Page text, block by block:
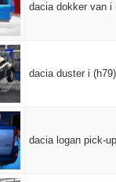
dacia dokker van i
dacia duster i
dacia logan pick-